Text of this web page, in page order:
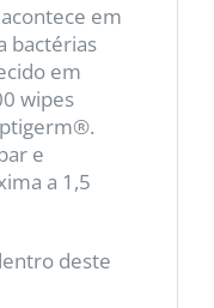
em
bactérias
em
wipes
e
a 1,5
deste